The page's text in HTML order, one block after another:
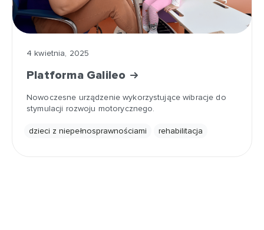
4 kwietnia, 2025
Platforma Galileo
Nowoczesne urządzenie wykorzystujące wibracje do
stymulacji rozwoju motorycznego.
dzieci z niepełnosprawnościami rehabilitacja